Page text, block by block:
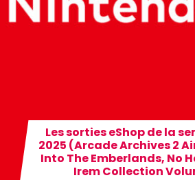
Les sorties eShop de la
2025 (Arcade Archives 2
Into The Emberlands, No
Irem Collection